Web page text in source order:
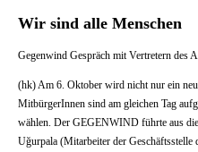
Wir sind alle Menschen
Gegenwind Gespräch mit Vertretern des
(hk) Am 6. Oktober wird nicht nur ein
MitbürgerInnen sind am gleichen Tag
wählen. Der GEGENWIND führte aus
Uğurpala (Mitarbeiter der